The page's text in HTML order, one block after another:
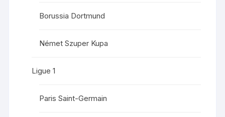
Borussia Dortmund
Német Szuper Kupa
Ligue 1
Paris Saint-Germain